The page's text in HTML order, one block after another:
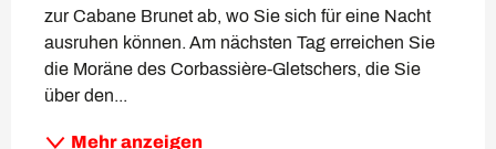
zur Cabane Brunet ab, wo Sie sich für eine Nacht
ausruhen können. Am nächsten Tag erreichen Sie
die Moräne des Corbassière-Gletschers, die Sie
über den...
Mehr anzeigen